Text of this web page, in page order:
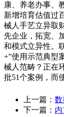
康、养老办事、
新增培育估值过
械人手艺立异取
先企业，拓宽、
和模式立异性。
+”使用示范典型
械人范畴？正在
批51个案例，而
上一篇： 数
下一篇：